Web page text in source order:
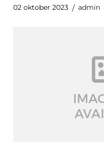
02 oktober 2023 admin